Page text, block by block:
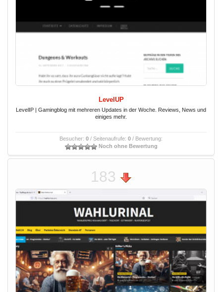
LevelUP
LevelIP | Gamingblog mit mehreren Updates in der Woche. Reviews, News und
einiges mehr.
Besucher: 0 / Seitenaufrufe: 0 / Bewertung:
Noch ohne Bewertung
183